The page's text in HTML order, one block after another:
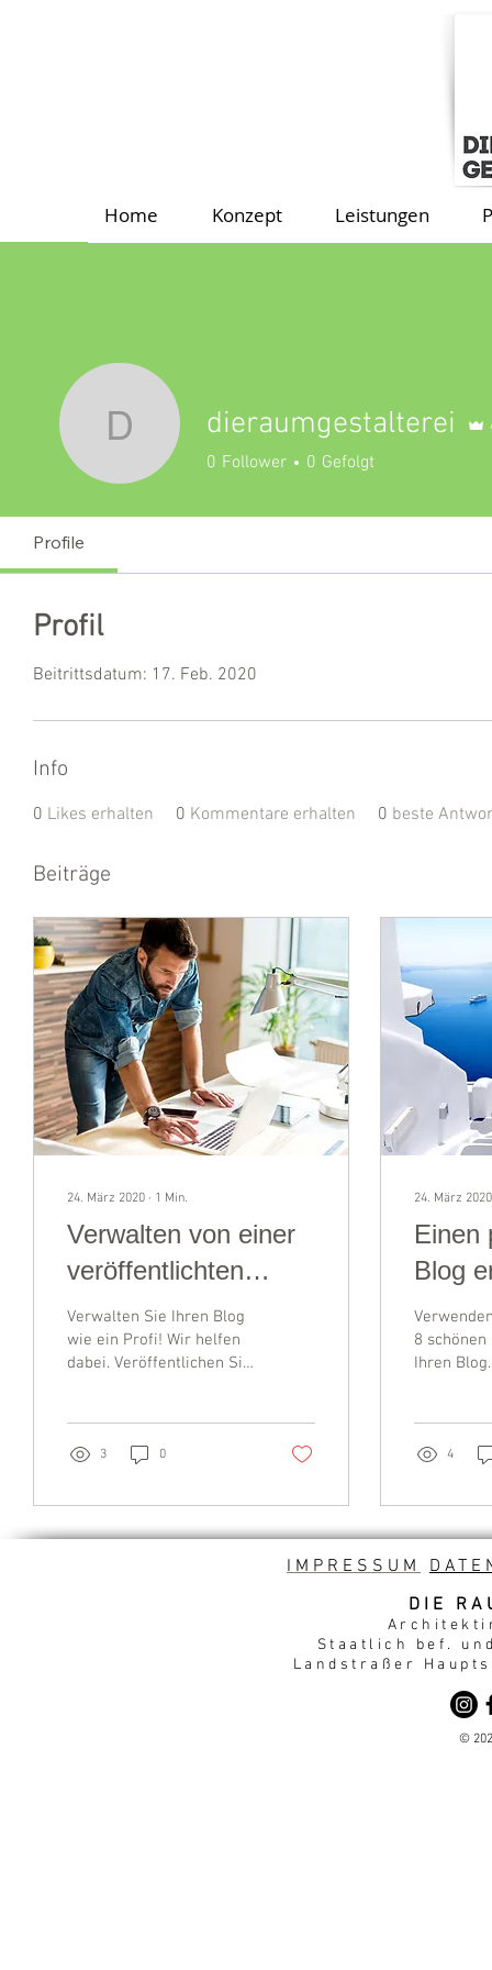
Home Konzept Leistungen
dieraumgestalterei
dieraumgestalterei
0 Follower 0 Gefolgt
Profile
Profil
Beitrittsdatum: 17. Feb. 2020
Info
0 Likes erhalten 0 Kommentare erhalten 0 beste
Beiträge
24. März 2020 ∙ 1 Min.
Verwalten von einer
veröffentlichten
Website aus
Verwalten Sie Ihren Blog
wie ein Profi! Wir helfen
dabei. Veröffentlichen Sie
3 0
24. März 2020
Einen
Blog
8
Ihren
4
IMPRESSUM
DIE
Staatlich bef.
Landstraßer
©